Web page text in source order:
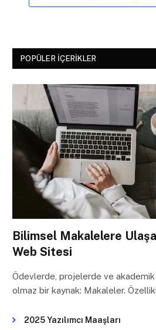
POPÜLER İÇERIKLER
Bilimsel Makalelere
Web Sitesi
Ödevlerde, projelerde ve akademik
olmaz bir kaynak: Makaleler.
2025 Yazılımcı Maaşları